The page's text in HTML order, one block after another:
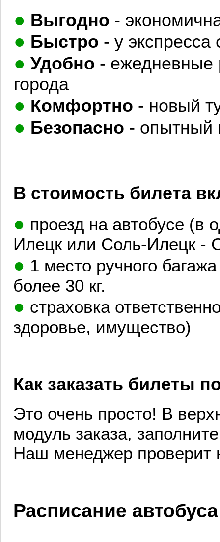
● Выгодно -
● Быстро - у
● Удобно - ежедневные
города
● Комфортно - новый
● Безопасно - опытный
В стоимость билета
● проезд на автобусе
Илецк или Соль-Илецк -
● 1 место ручного
более 30 кг.
● страховка
здоровье, имущество)
Как заказать билеты
Это очень просто! В
модуль заказа,
Наш менеджер проверит
Расписание